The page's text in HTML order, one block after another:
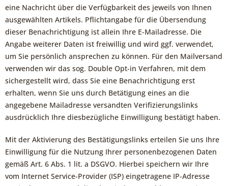
eine Nachricht über die Verfügbarkeit des jeweils von Ihnen
ausgewählten Artikels. Pflichtangabe für die Übersendung
dieser Benachrichtigung ist allein Ihre E-Mailadresse. Die
Angabe weiterer Daten ist freiwillig und wird ggf. verwendet,
um Sie persönlich ansprechen zu können. Für den Mailversand
verwenden wir das sog. Double Opt-in Verfahren, mit dem
sichergestellt wird, dass Sie eine Benachrichtigung erst
erhalten, wenn Sie uns durch Betätigung eines an die
angegebene Mailadresse versandten Verifizierungslinks
ausdrücklich Ihre diesbezügliche Einwilligung bestätigt haben.
Mit der Aktivierung des Bestätigungslinks erteilen Sie uns Ihre
Einwilligung für die Nutzung Ihrer personenbezogenen Daten
gemäß Art. 6 Abs. 1 lit. a DSGVO. Hierbei speichern wir Ihre
vom Internet Service-Provider (ISP) eingetragene IP-Adresse